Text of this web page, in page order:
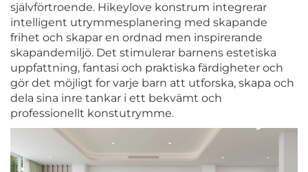
självförtroende. Hikeylove konstrum integrerar
intelligent utrymmesplanering med skapande
frihet och skapar en ordnad men inspirerande
skapandemiljö. Det stimulerar barnens estetiska
uppfattning, fantasi och praktiska färdigheter och
gör det möjligt for varje barn att utforska, skapa och
dela sina inre tankar i ett bekvämt och
professionellt konstutrymme.